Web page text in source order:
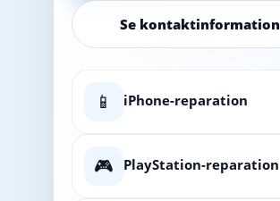
Se kontaktinformation
📱 iPhone-reparation
🎮 PlayStation-reparation